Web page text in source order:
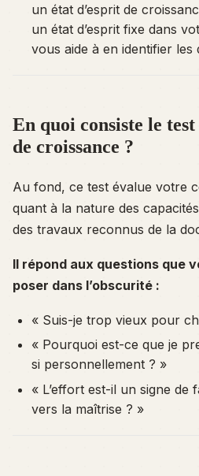
un état d’esprit de
un état d’esprit fixe dans
vous aide à en identifier les
En quoi consiste le
de croissance ?
Au fond, ce test évalue votre
quant à la nature des
des travaux reconnus de la
Il répond aux questions que
poser dans l’obscurité :
« Suis-je trop vieux pour
« Pourquoi est-ce que je
si personnellement ? »
« L’effort est-il un signe de
vers la maîtrise ? »